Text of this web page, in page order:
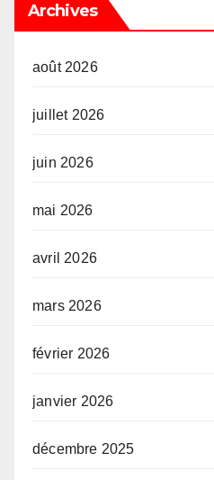
Archives
août 2026
juillet 2026
juin 2026
mai 2026
avril 2026
mars 2026
février 2026
janvier 2026
décembre 2025